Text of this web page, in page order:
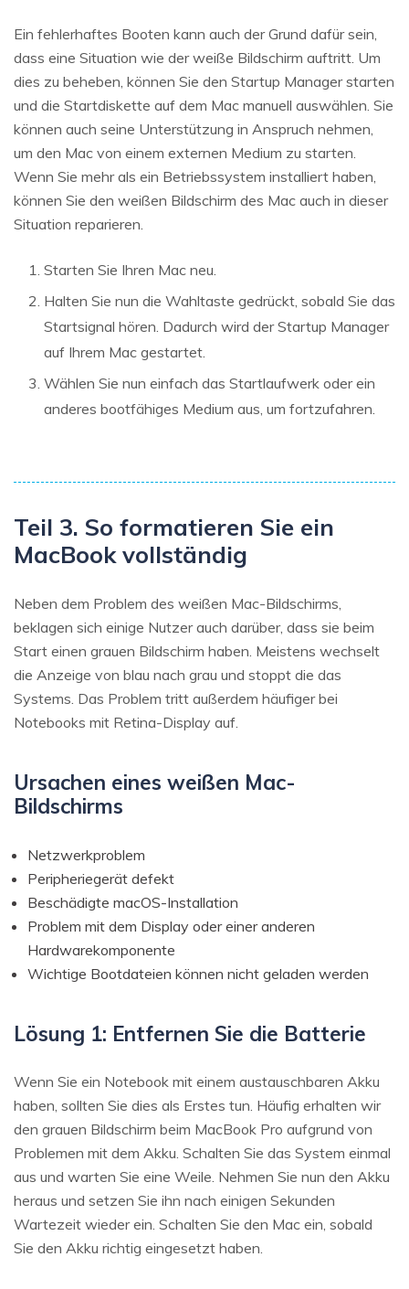
Ein fehlerhaftes Booten kann auch der Grund dafür sein,
dass eine Situation wie der weiße Bildschirm auftritt. Um
dies zu beheben, können Sie den Startup Manager starten
und die Startdiskette auf dem Mac manuell auswählen. Sie
können auch seine Unterstützung in Anspruch nehmen,
um den Mac von einem externen Medium zu starten.
Wenn Sie mehr als ein Betriebssystem installiert haben,
können Sie den weißen Bildschirm des Mac auch in dieser
Situation reparieren.
Starten Sie Ihren Mac neu.
Halten Sie nun die Wahltaste gedrückt, sobald Sie das
Startsignal hören. Dadurch wird der Startup Manager
auf Ihrem Mac gestartet.
Wählen Sie nun einfach das Startlaufwerk oder ein
anderes bootfähiges Medium aus, um fortzufahren.
Teil 3. So formatieren Sie ein
MacBook vollständig
Neben dem Problem des weißen Mac-Bildschirms,
beklagen sich einige Nutzer auch darüber, dass sie beim
Start einen grauen Bildschirm haben. Meistens wechselt
die Anzeige von blau nach grau und stoppt die das
Systems. Das Problem tritt außerdem häufiger bei
Notebooks mit Retina-Display auf.
Ursachen eines weißen Mac-
Bildschirms
Netzwerkproblem
Peripheriegerät defekt
Beschädigte macOS-Installation
Problem mit dem Display oder einer anderen
Hardwarekomponente
Wichtige Bootdateien können nicht geladen werden
Lösung 1: Entfernen Sie die Batterie
Wenn Sie ein Notebook mit einem austauschbaren Akku
haben, sollten Sie dies als Erstes tun. Häufig erhalten wir
den grauen Bildschirm beim MacBook Pro aufgrund von
Problemen mit dem Akku. Schalten Sie das System einmal
aus und warten Sie eine Weile. Nehmen Sie nun den Akku
heraus und setzen Sie ihn nach einigen Sekunden
Wartezeit wieder ein. Schalten Sie den Mac ein, sobald
Sie den Akku richtig eingesetzt haben.